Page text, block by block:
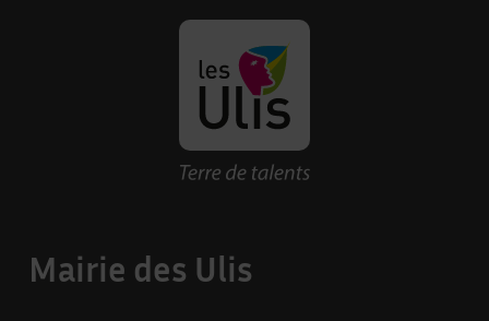
Revenir à la page d'accueil des
Mairie des Ulis